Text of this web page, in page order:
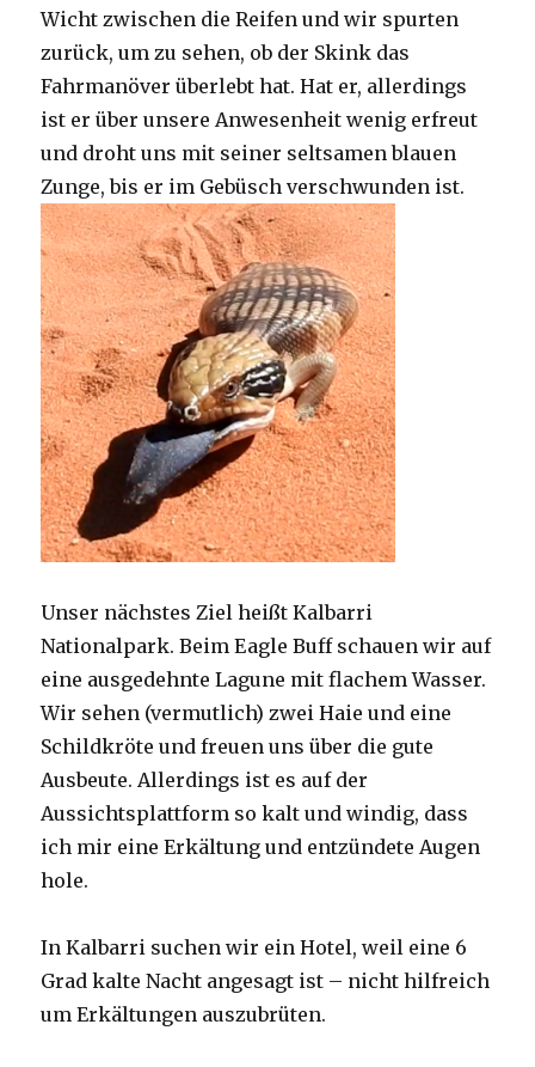
Wicht zwischen die Reifen und wir spurten
zurück, um zu sehen, ob der Skink das
Fahrmanöver überlebt hat. Hat er, allerdings
ist er über unsere Anwesenheit wenig erfreut
und droht uns mit seiner seltsamen blauen
Zunge, bis er im Gebüsch verschwunden ist.
Unser nächstes Ziel heißt Kalbarri
Nationalpark. Beim Eagle Buff schauen wir auf
eine ausgedehnte Lagune mit flachem Wasser.
Wir sehen (vermutlich) zwei Haie und eine
Schildkröte und freuen uns über die gute
Ausbeute. Allerdings ist es auf der
Aussichtsplattform so kalt und windig, dass
ich mir eine Erkältung und entzündete Augen
hole.
In Kalbarri suchen wir ein Hotel, weil eine 6
Grad kalte Nacht angesagt ist – nicht hilfreich
um Erkältungen auszubrüten.